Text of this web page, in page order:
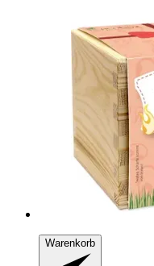
Warenkorb